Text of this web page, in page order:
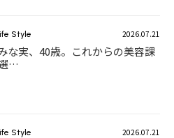
Style 2026.07.21
な実、40歳。これからの美容課
…
Style 2026.07.21